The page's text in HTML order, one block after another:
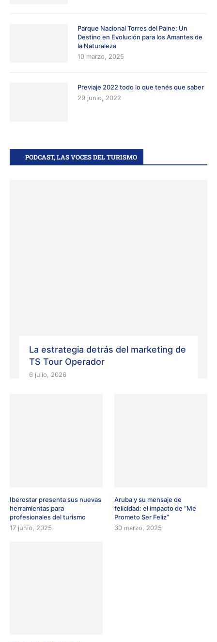
Parque Nacional Torres del Paine: Un
Destino en Evolución para los Amantes de
la Naturaleza
10 marzo, 2025
Previaje 2022 todo lo que tenés que saber
29 junio, 2022
PODCAST, LAS VOCES DEL TURISMO
La estrategia detrás del marketing de
TS Tour Operador
6 julio, 2026
Iberostar presenta sus nuevas
herramientas para
profesionales del turismo
17 junio, 2025
Aruba y su mensaje de
felicidad: el impacto de “Me
Prometo Ser Feliz”
30 marzo, 2025